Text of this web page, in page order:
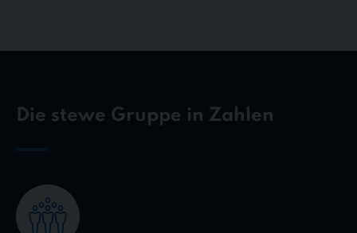
Die stewe Gruppe in Zahlen